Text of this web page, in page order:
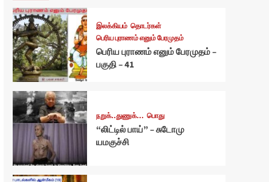
இலக்கியம் தொடர்கள்
பெரிய புராணம் எனும் பேரமுதம்
பெரிய புராணம் எனும் பேரமுதம் –
பகுதி – 41
நறுக்..துணுக்... பொது
“லிட்டில் பாய்” – சுடோமு
யமகுச்சி